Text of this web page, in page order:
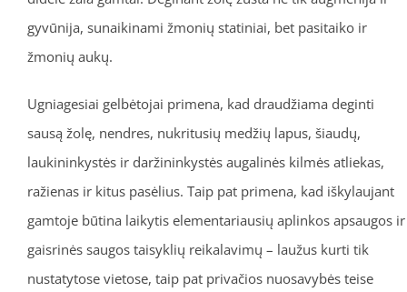
gyvūnija, sunaikinami žmonių statiniai, bet pasitaiko ir
žmonių aukų.
Ugniagesiai gelbėtojai primena, kad draudžiama deginti
sausą žolę, nendres, nukritusių medžių lapus, šiaudų,
laukininkystės ir daržininkystės augalinės kilmės atliekas,
ražienas ir kitus pasėlius. Taip pat primena, kad iškylaujant
gamtoje būtina laikytis elementariausių aplinkos apsaugos ir
gaisrinės saugos taisyklių reikalavimų – laužus kurti tik
nustatytose vietose, taip pat privačios nuosavybės teise